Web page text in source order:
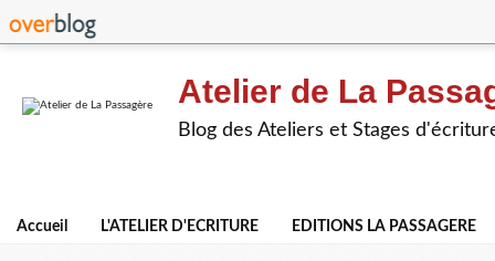
Atelier de La
Blog des Ateliers et Stages
Accueil L'ATELIER D'ECRITURE EDITIONS LA PASSAGERE